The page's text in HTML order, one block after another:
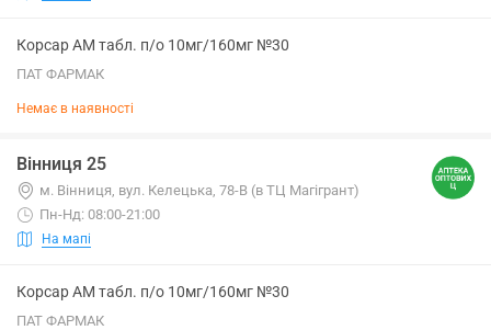
Корсар АМ табл. п/о 10мг/160мг №30
ПАТ ФАРМАК
Немає в наявності
Вінниця 25
м. Вінниця, вул. Келецька, 78-В (в ТЦ Магігрант)
Пн-Нд: 08:00-21:00
На мапі
Корсар АМ табл. п/о 10мг/160мг №30
ПАТ ФАРМАК